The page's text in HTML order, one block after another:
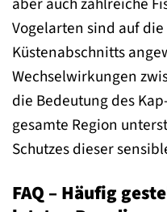
Vogelarten sind auf
Küstenabschnitts
Wechselwirkungen
die Bedeutung des
gesamte Region
Schutzes dieser
FAQ – Häufig